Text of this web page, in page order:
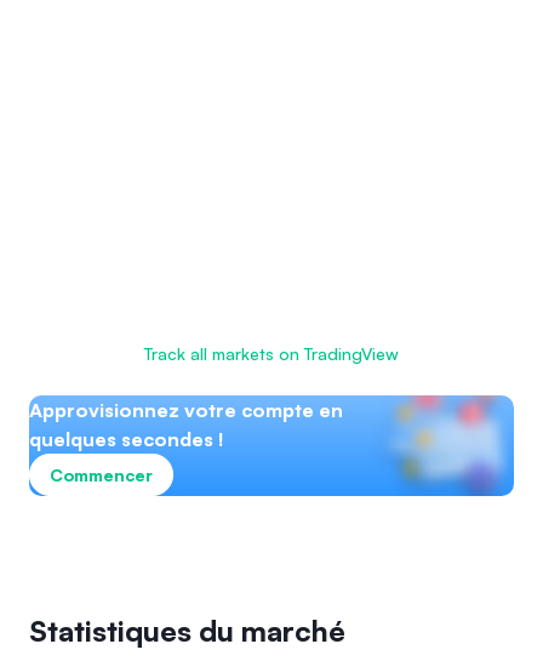
Track all markets on TradingView
Approvisionnez votre compte en
quelques secondes !
Commencer
Statistiques du marché